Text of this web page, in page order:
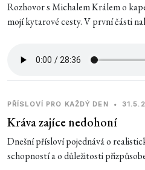
Rozhovor s Michalem Králem o
mojí kytarové cesty. V první části
PŘÍSLOVÍ PRO KAŽDÝ DEN •
Kráva zajíce nedohoní
Dnešní přísloví pojednává o
schopností a o důležitosti